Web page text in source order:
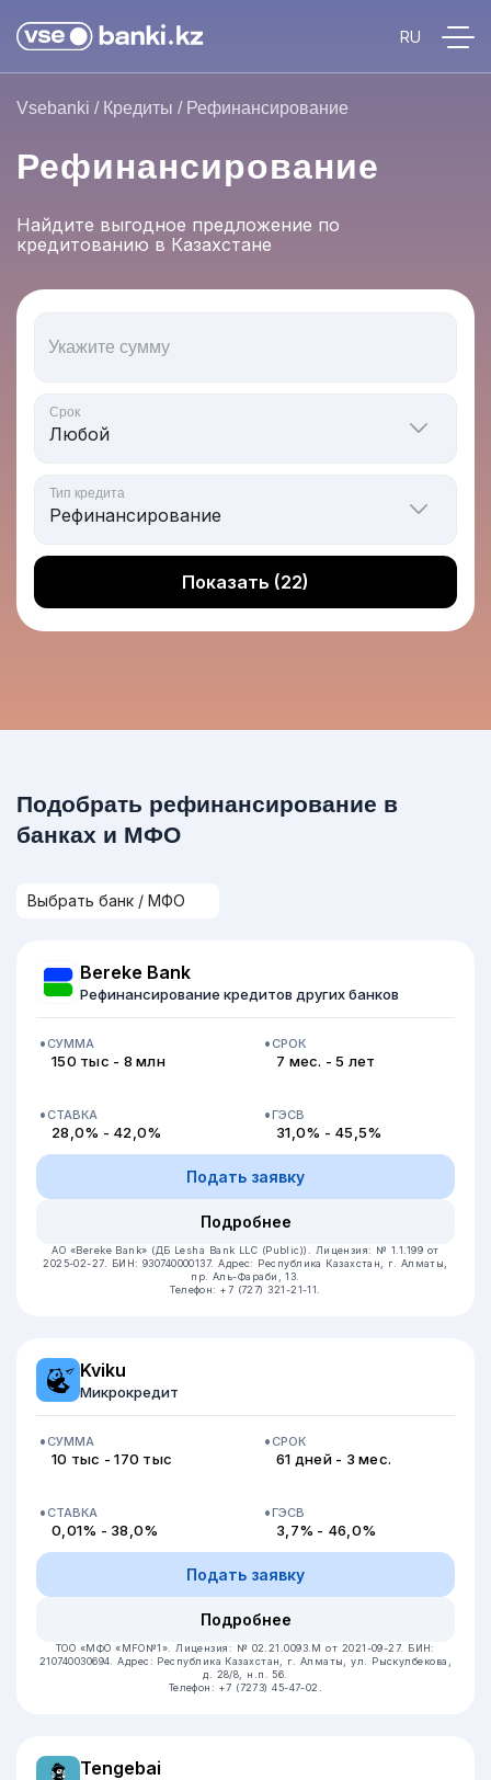
Vsebanki / Кредиты / Рефинансирование
Рефинансирование
Найдите выгодное предложение по
кредитованию в Казахстане
Укажите сумму
Срок
Тип кредита
Показать (22)
Подобрать рефинансирование в
банках и МФО
Bereke Bank
Рефинансирование кредитов других банков
СУММА
150 тыс - 8 млн
СРОК
7 мес. - 5 лет
СТАВКА
28,0% - 42,0%
ГЭСВ
31,0% - 45,5%
Подать заявку
Подробнее
АО «Bereke Bank» (ДБ Lesha Bank LLC (Public)).
Лицензия: № 1.1.199 от
2025-02-27.
БИН: 930740000137.Адрес: Республика Казахстан, г. Алматы,
пр. Аль-Фараби, 13.
Телефон: +7 (727) 321-21-11.
Kviku
Микрокредит
СУММА
10 тыс - 170 тыс
СРОК
61 дней - 3 мес.
СТАВКА
0,01% - 38,0%
ГЭСВ
3,7% - 46,0%
Подать заявку
Подробнее
ТОО «МФО «MFO№1». Лицензия: № 02.21.0093.М от 2021-09-27. БИН:
210740030694.Адрес: Республика Казахстан, г. Алматы, ул. Рыскулбекова,
д. 28/8, н.п. 56.
Телефон: +7 (7273) 45-47-02.
Tengebai